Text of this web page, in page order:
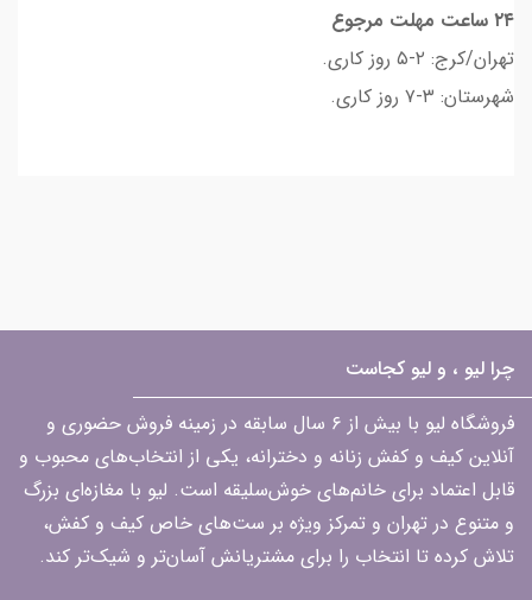
۲۴ ساعت مهلت مرجوع
تهران/کرج: ۲-۵ روز کاری.
شهرستان: ۳-۷ روز کاری.
چرا لیو ، و لیو کجاست
فروشگاه لیو با بیش از ۶ سال سابقه در زمینه فروش حضوری و
آنلاین کیف و کفش زنانه و دخترانه، یکی از انتخاب‌های محبوب و
قابل اعتماد برای خانم‌های خوش‌سلیقه است. لیو با مغازه‌ای بزرگ
و متنوع در تهران و تمرکز ویژه بر ست‌های خاص کیف و کفش،
تلاش کرده تا انتخاب را برای مشتریانش آسان‌تر و شیک‌تر کند.